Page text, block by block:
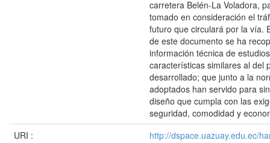
carretera Belén-La Voladora,
tomado en consideración el
futuro que circulará por la vía.
de este documento se ha
información técnica de
características similares al del
desarrollado; que junto a la
adoptados han servido para
diseño que cumpla con las
seguridad, comodidad y
URI :
http://dspace.uazuay.edu.ec/